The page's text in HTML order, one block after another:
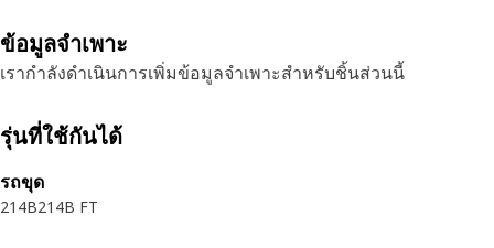
ข้อมูลจำเพาะ
เรากำลังดำเนินการเพิ่มข้อมูลจำเพาะสำหรับชิ้นส่วนนี้
รุ่นที่ใช้กันได้
รถขุด
214B214B FT